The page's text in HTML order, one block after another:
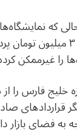
که
عملاً تعطیل شده‌اند، برای حضور در نمایشگاه‌های
را غیرممکن
خلیج فارس را
قراردادهای
به فضای